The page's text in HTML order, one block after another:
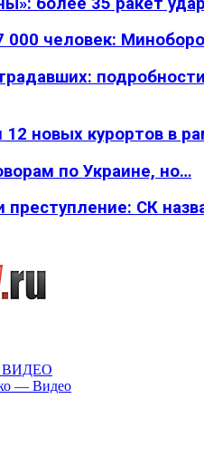
000 человек:
новых курортов в
по Украине, но…
преступление: СК
ВИДЕО
— Видео